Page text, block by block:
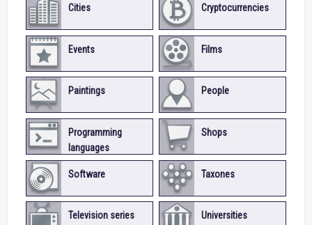
Cities Cryptocurrencies
Events Films
Paintings People
Programming
languages
Shops
Software Taxones
Television series Universities